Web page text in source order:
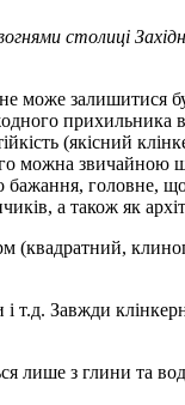
столиці
може залишитися
(якісний
можна звичайною
бажання, головне,
а також як
т.д. Завжди
лише з глини та